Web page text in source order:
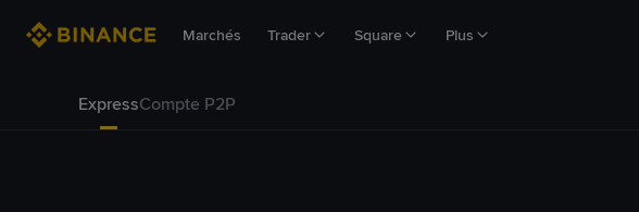
Marchés Trader Square Plus
ExpressCompte P2P